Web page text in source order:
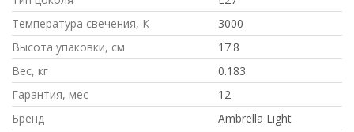
Температура свечения, К
3000
Высота упаковки, см
17.8
Вес, кг
0.183
Гарантия, мес
12
Бренд
Ambrella Light